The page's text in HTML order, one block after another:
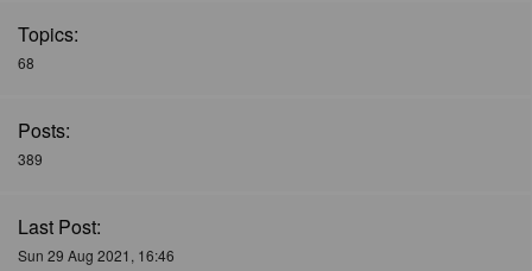
Topics:
68
Posts:
389
Last Post:
Sun 29 Aug 2021, 16:46